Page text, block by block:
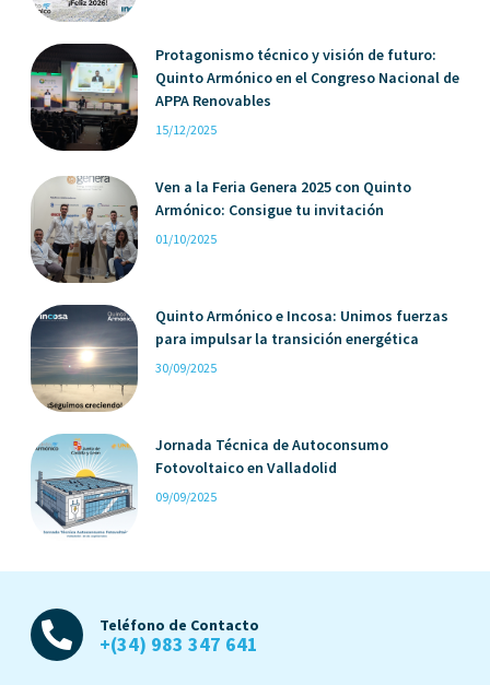
Protagonismo técnico y visión de futuro:
Quinto Armónico en el Congreso Nacional de
APPA Renovables
15/12/2025
Ven a la Feria Genera 2025 con Quinto
Armónico: Consigue tu invitación
01/10/2025
Quinto Armónico e Incosa: Unimos fuerzas
para impulsar la transición energética
30/09/2025
Jornada Técnica de Autoconsumo
Fotovoltaico en Valladolid
09/09/2025
Teléfono de Contacto
+(34) 983 347 641